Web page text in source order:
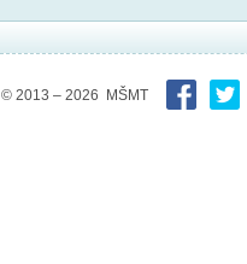
© 2013 – 2026 MŠMT